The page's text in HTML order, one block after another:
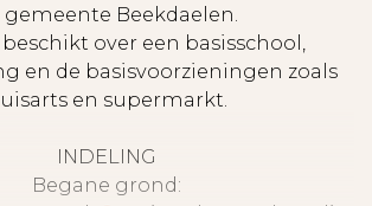
gemeente Beekdaelen.
over een basisschool,
en de basisvoorzieningen zoals
en supermarkt.
INDELING
Begane grond: